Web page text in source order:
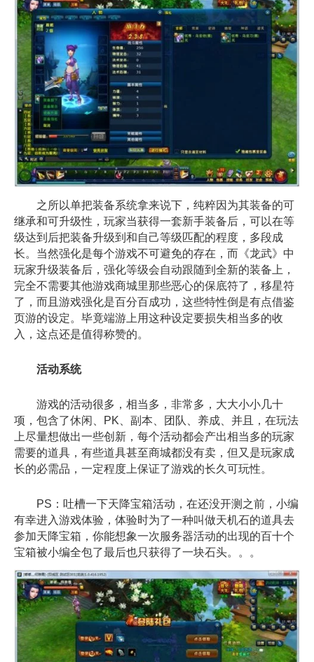
之所以单把装备系统拿来说下，纯粹因为其装备的可
继承和可升级性，玩家当获得一套新手装备后，可以在等
级达到后把装备升级到和自己等级匹配的程度，多段成
长。当然强化是每个游戏不可避免的存在，而《龙武》中
玩家升级装备后，强化等级会自动跟随到全新的装备上，
完全不需要其他游戏商城里那些恶心的保底符了，移星符
了，而且游戏强化是百分百成功，这些特性倒是有点借鉴
页游的设定。毕竟端游上用这种设定要损失相当多的收
入，这点还是值得称赞的。
活动系统
游戏的活动很多，相当多，非常多，大大小小几十
项，包含了休闲、PK、副本、团队、养成、并且，在玩法
上尽量想做出一些创新，每个活动都会产出相当多的玩家
需要的道具，有些道具甚至商城都没有卖，但又是玩家成
长的必需品，一定程度上保证了游戏的长久可玩性。
PS：吐槽一下天降宝箱活动，在还没开测之前，小编
有幸进入游戏体验，体验时为了一种叫做天机石的道具去
参加天降宝箱，你能想象一次服务器活动的出现的百十个
宝箱被小编全包了最后也只获得了一块石头。。。